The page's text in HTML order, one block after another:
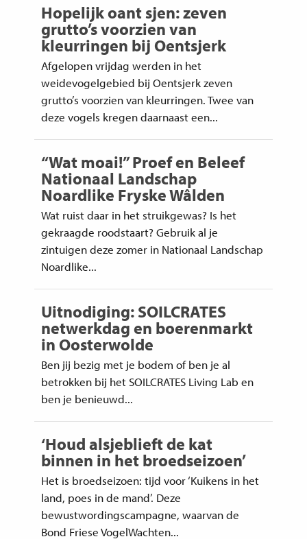
Hopelijk oant sjen: zeven
grutto’s voorzien van
kleurringen bij Oentsjerk
Afgelopen vrijdag werden in het
weidevogelgebied bij Oentsjerk zeven
grutto’s voorzien van kleurringen. Twee van
deze vogels kregen daarnaast een...
“Wat moai!” Proef en Beleef
Nationaal Landschap
Noardlike Fryske Wâlden
Wat ruist daar in het struikgewas? Is het
gekraagde roodstaart? Gebruik al je
zintuigen deze zomer in Nationaal Landschap
Noardlike...
Uitnodiging: SOILCRATES
netwerkdag en boerenmarkt
in Oosterwolde
Ben jij bezig met je bodem of ben je al
betrokken bij het SOILCRATES Living Lab en
ben je benieuwd...
‘Houd alsjeblieft de kat
binnen in het broedseizoen’
Het is broedseizoen: tijd voor ‘Kuikens in het
land, poes in de mand’. Deze
bewustwordingscampagne, waarvan de
Bond Friese VogelWachten...